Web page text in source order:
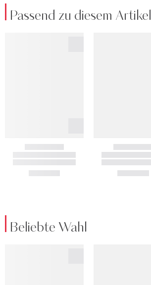
Passend zu diesem Artikel
Beliebte Wahl